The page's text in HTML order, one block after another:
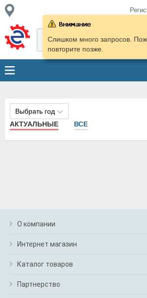
Слишком много запросов.
повторите позже.
Выбрать год
АКТУАЛЬНЫЕ
ВСЕ
О компании
Интернет магазин
Каталог товаров
Партнерство